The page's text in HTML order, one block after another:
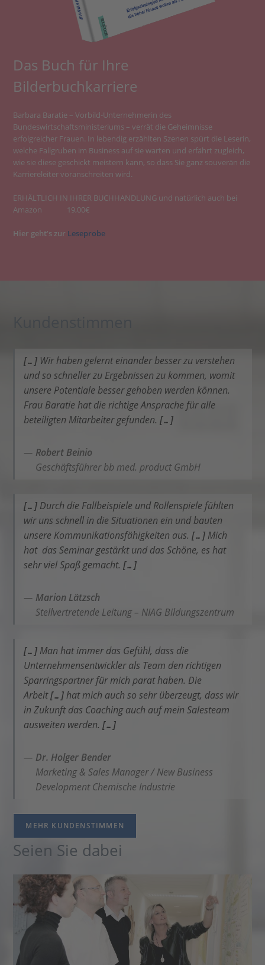
Das Buch für Ihre
Bilderbuchkarriere
Barbara Baratie – Vorbild-Unternehmerin des
Bundeswirtschaftsministeriums – verrät die Geheimnisse
erfolgreicher Frauen. In lebendig erzählten Szenen spürt die Leserin,
welche Fallgruben im Business auf sie warten und erfährt zugleich,
wie sie diese geschickt meistern kann, so dass Sie ganz souverän die
Karriereleiter voranschreiten wird.
ERHÄLTLICH IN IHRER BUCHHANDLUNG und natürlich auch bei
Amazon 19,00€
Hier geht’s zur Leseprobe
[…] Wir haben gelernt einander besser zu verstehen
und so schneller zu Ergebnissen zu kommen, womit
unsere Potentiale besser gehoben werden können.
Frau Baratie hat die richtige Ansprache für alle
beteiligten Mitarbeiter gefunden.[…]
Robert Beinio
Geschäftsführer bb med. product GmbH
[…] Durch die Fallbeispiele und Rollenspiele fühlten
wir uns schnell in die Situationen ein und bauten
unsere Kommunikationsfähigkeiten aus.[…] Mich
hat das Seminar gestärkt und das Schöne, es hat
sehr viel Spaß gemacht.[…]
Marion Lätzsch
Stellvertretende Leitung – NIAG Bildungszentrum
[…] Man hat immer das Gefühl, dass die
Unternehmensentwickler als Team den richtigen
Sparringspartner für mich parat haben. Die
Arbeit[…]hat mich auch so sehr überzeugt, dass wir
in Zukunft das Coaching auch auf mein Salesteam
ausweiten werden.[…]
Dr. Holger Bender
Marketing & Sales Manager / New Business
Development Chemische Industrie
MEHR KUNDENSTIMMEN
Seien Sie dabei